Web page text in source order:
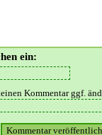
ein:
Kommentar ggf.